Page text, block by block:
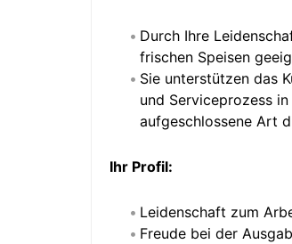
Durch Ihre
frischen Speisen
Sie unterstützen das
und Serviceprozess
aufgeschlossene Art
Ihr Profil:
Leidenschaft zum
Freude bei der